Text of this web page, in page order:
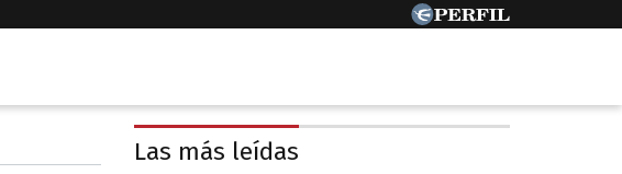
Las más leídas